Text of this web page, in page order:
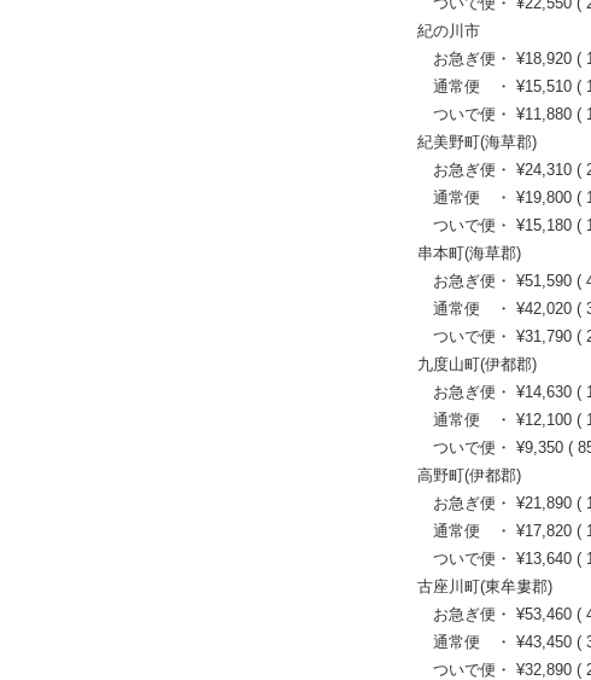
紀の川市
お急ぎ便・ ¥18,920
通常便 ・ ¥15,510 (
ついで便・ ¥11,880
紀美野町(海草郡)
お急ぎ便・ ¥24,310
通常便 ・ ¥19,800 (
ついで便・ ¥15,180
串本町(海草郡)
お急ぎ便・ ¥51,590
通常便 ・ ¥42,020 (
ついで便・ ¥31,790
九度山町(伊都郡)
お急ぎ便・ ¥14,630
通常便 ・ ¥12,100 (
ついで便・ ¥9,350 (
高野町(伊都郡)
お急ぎ便・ ¥21,890
通常便 ・ ¥17,820 (
ついで便・ ¥13,640
古座川町(東牟婁郡)
お急ぎ便・ ¥53,460
通常便 ・ ¥43,450 (
ついで便・ ¥32,890